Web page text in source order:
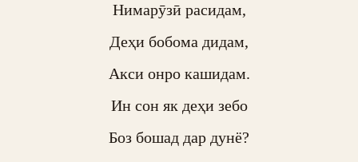
Нимарӯзӣ расидам,
Деҳи бобома дидам,
Акси онро кашидам.
Ин сон як деҳи зебо
Боз бошад дар дунё?